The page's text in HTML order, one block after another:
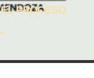
PROCESO